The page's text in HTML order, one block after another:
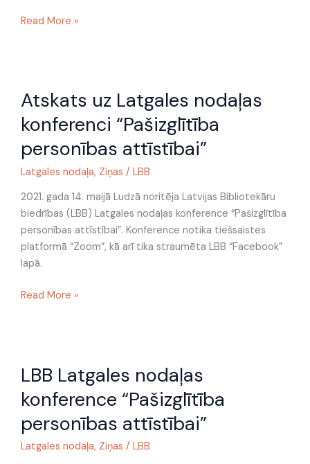
Read More »
Atskats uz Latgales nodaļas
konferenci “Pašizglītība
personības attīstībai”
Latgales nodaļa, Ziņas / LBB
2021. gada 14. maijā Ludzā noritēja Latvijas Bibliotekāru
biedrības (LBB) Latgales nodaļas konference “Pašizglītība
personības attīstībai”. Konference notika tiešsaistes
platformā “Zoom”, kā arī tika straumēta LBB “Facebook”
lapā.
uz
nodaļas
konferenci
“Pašizglītība
personības
attīstībai”
Read More »
LBB Latgales nodaļas
konference “Pašizglītība
personības attīstībai”
Latgales nodaļa, Ziņas / LBB
Latgales
konference
“Pašizglītība
personības
attīstībai”